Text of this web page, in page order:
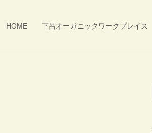
HOME 下呂オーガニックワークプレイス